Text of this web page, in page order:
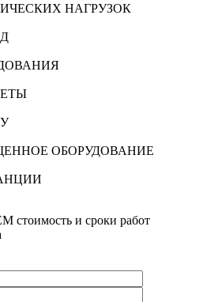
НАГРУЗОК
ОБОРУДОВАНИЕ
и сроки работ